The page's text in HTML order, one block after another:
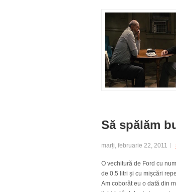
Să spălăm
marți, februarie 22, 2011
O vechitură de Ford cu
de 0.5 litri și cu mișcări
Am coborât eu o dată din